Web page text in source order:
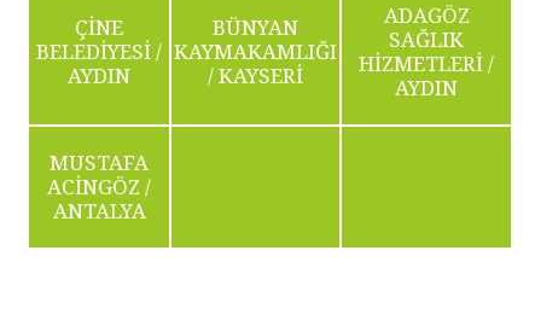
ÇİNE
BELEDİYESİ /
AYDIN
BÜNYAN
KAYMAKAMLIĞI
/ KAYSERİ
ADAGÖZ
SAĞLIK
HİZMETLERİ /
AYDIN
MUSTAFA
ACİNGÖZ /
ANTALYA